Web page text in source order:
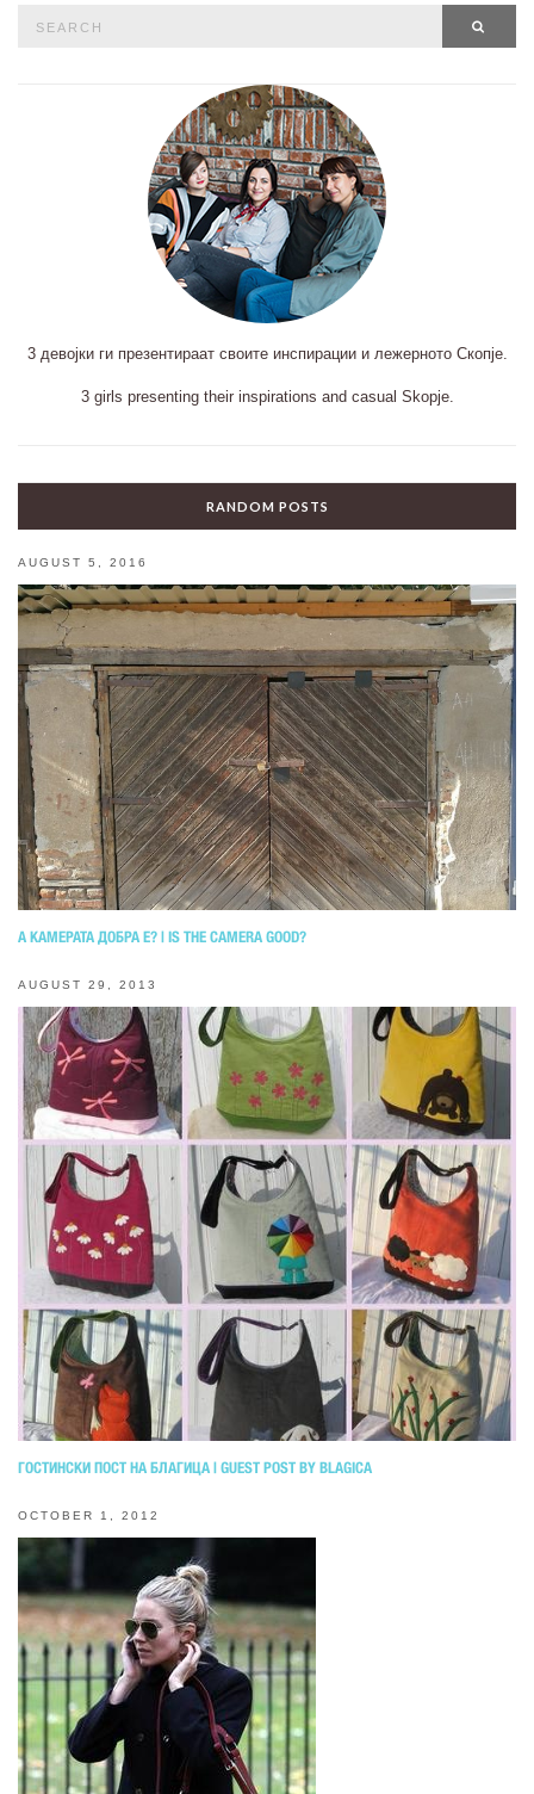
3 девојки ги презентираат своите инспирации и лежерното Скопје.
3 girls presenting their inspirations and casual Skopje.
RANDOM POSTS
AUGUST 5, 2016
А КАМЕРАТА ДОБРА Е? | IS THE CAMERA GOOD?
AUGUST 29, 2013
ГОСТИНСКИ ПОСТ НА БЛАГИЦА | GUEST POST BY BLAGICA
OCTOBER 1, 2012